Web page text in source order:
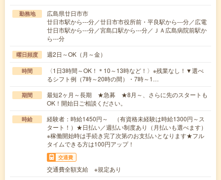
勤務地
広島県廿日市市
廿日市駅から---分／廿日市市役所前・平良駅から---分／広電
廿日市駅から---分／宮島口駅から---分／ＪＡ広島病院前駅か
ら---分
曜日頻度 週2日～OK（月～金）
時間
〈1日3時間～OK！＊10～13時など！〉※残業なし！▼選べ
るシフト例（7時～20時の間）・7時～1…
期間
最短2ヶ月～長期 ★急募 ★8月～、さらに先のスタートも
OK！開始日ご相談ください。
時給
経験者：時給1450円～ （有資格未経験は時給1300円～ス
タート！）★日払い／週払い制度あり（月払いも選べます）
※稼働開始時は手続き完了次第のお支払いとなります★フル
タイムできる方は100円アップ！
交通費
交通費全額支給 ※規定あり